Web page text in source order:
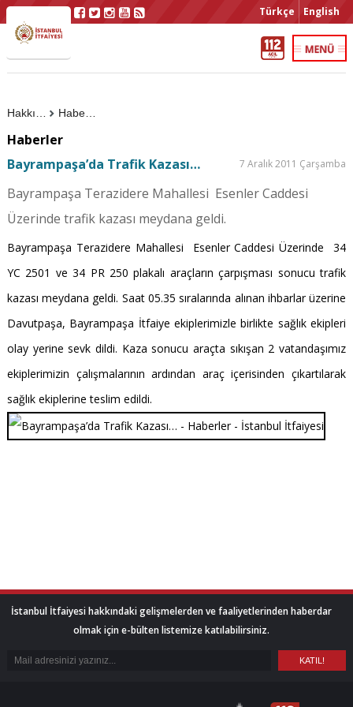
Türkçe English
Haberler
Haberler
Bayrampaşa’da Trafik Kazası…
7 Aralık 2011 Çarşamba
Bayrampaşa Terazidere Mahallesi Esenler Caddesi
Üzerinde trafik kazası meydana geldi.
Bayrampaşa Terazidere Mahallesi Esenler Caddesi Üzerinde
34
YC 2501 ve 34 PR 250 plakalı araçların çarpışması sonucu trafik
kazası meydana geldi. Saat 05.35 sıralarında alınan ihbarlar üzerine
Davutpaşa, Bayrampaşa İtfaiye ekiplerimizle birlikte sağlık ekipleri
olay yerine sevk dildi. Kaza sonucu araçta sıkışan 2 vatandaşımız
ekiplerimizin çalışmalarının ardından araç içerisinden çıkartılarak
sağlık ekiplerine teslim edildi.
İstanbul İtfaiyesi hakkındaki gelişmelerden ve faaliyetlerinden haberdar
olmak için e-bülten listemize katılabilirsiniz.